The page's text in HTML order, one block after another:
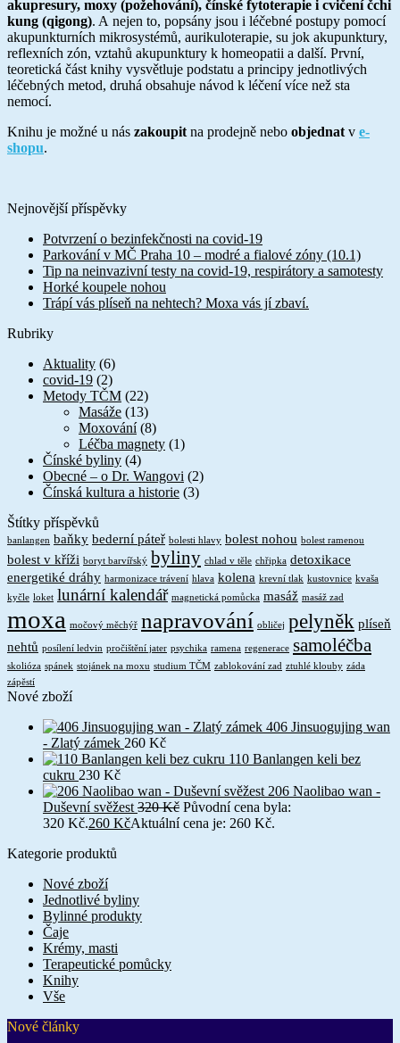
akupresury, moxy (požehování), čínské fytoterapie i cvičení čchi
kung (qigong). A nejen to, popsány jsou i léčebné postupy pomocí
akupunkturních mikrosystémů, aurikuloterapie, su jok akupunktury,
reflexních zón, vztahů akupunktury k homeopatii a další. První,
teoretická část knihy vysvětluje podstatu a principy jednotlivých
léčebných metod, druhá obsahuje návod k léčení více než sta
nemocí.
Knihu je možné u nás zakoupit na prodejně nebo objednat v e-
shopu.
Nejnovější příspěvky
Potvrzení o bezinfekčnosti na covid-19
Parkování v MČ Praha 10 – modré a fialové zóny (10.1)
Tip na neinvazivní testy na covid-19, respirátory a samotesty
Horké koupele nohou
Trápí vás plíseň na nehtech? Moxa vás jí zbaví.
Rubriky
Aktuality (6)
covid-19 (2)
Metody TČM (22)
Masáže (13)
Moxování(8)
Léčba magnety (1)
Čínské byliny (4)
Obecné – o Dr. Wangovi (2)
Čínská kultura a historie (3)
Štítky příspěvků
banlangen baňky bederní páteř bolesti hlavy bolest nohou bolest ramenou
bolest v kříži boryt barvířský byliny chlad v těle chřipka detoxikace
energetiké dráhy harmonizace trávení hlava kolena krevní tlak kustovnice kvaša
kyčle loket lunární kalendář magnetická pomůcka masáž masáž zad
moxa močový měchýř napravování obličej pelyněk plíseň
nehtů posílení ledvin pročištění jater psychika ramena regenerace samoléčba
skolióza spánek stojánek na moxu studium TČM zablokování zad ztuhlé klouby záda
zápěstí
Nové zboží
406 Jinsuogujing wan
- Zlatý zámek 260 Kč
110 Banlangen keli bez
cukru 230 Kč
206 Naolibao wan -
Duševní svěžest 320Kč Původní cena byla:
320 Kč.260 KčAktuální cena je: 260 Kč.
Kategorie produktů
Nové zboží
Jednotlivé byliny
Bylinné produkty
Čaje
Krémy, masti
Terapeutické pomůcky
Knihy
Vše
Nové články